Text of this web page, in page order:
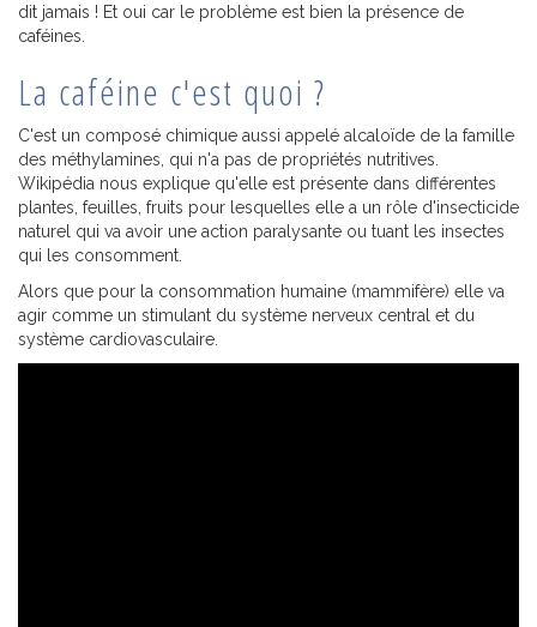
dit jamais ! Et oui car le problème est bien la présence de
caféines.
La caféine c'est quoi ?
C'est un composé chimique aussi appelé alcaloïde de la famille
des méthylamines, qui n'a pas de propriétés nutritives.
Wikipédia nous explique qu'elle est présente dans différentes
plantes, feuilles, fruits pour lesquelles elle a un rôle d'insecticide
naturel qui va avoir une action paralysante ou tuant les insectes
qui les consomment.
Alors que pour la consommation humaine (mammifère) elle va
agir comme un stimulant du système nerveux central et du
système cardiovasculaire.